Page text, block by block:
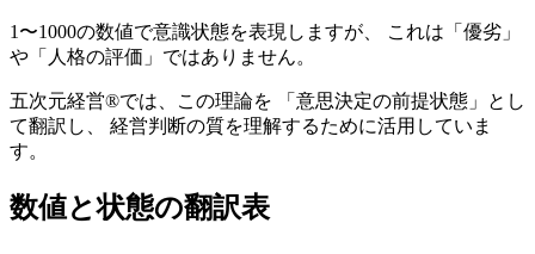
1〜1000の数値で意識状態を表現しますが、 これは「優劣」
や「人格の評価」ではありません。
五次元経営®では、この理論を 「意思決定の前提状態」とし
て翻訳し、 経営判断の質を理解するために活用していま
す。
数値と状態の翻訳表